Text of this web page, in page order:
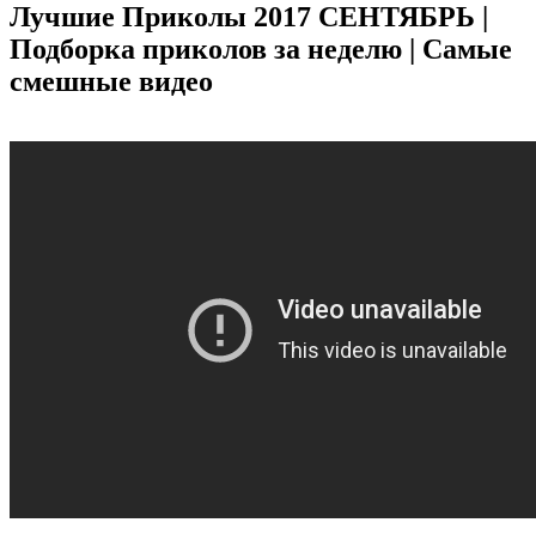
Лучшие Приколы 2017 СЕНТЯБРЬ |
Подборка приколов за неделю | Самые
смешные видео